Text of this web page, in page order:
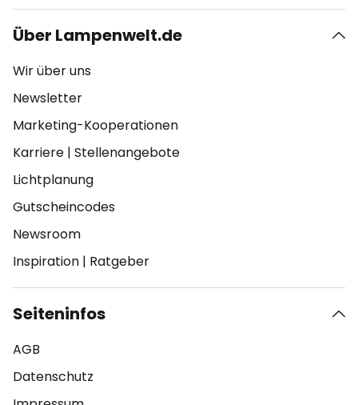
Über Lampenwelt.de
Wir über uns
Newsletter
Marketing-Kooperationen
Karriere | Stellenangebote
Lichtplanung
Gutscheincodes
Newsroom
Inspiration | Ratgeber
Seiteninfos
AGB
Datenschutz